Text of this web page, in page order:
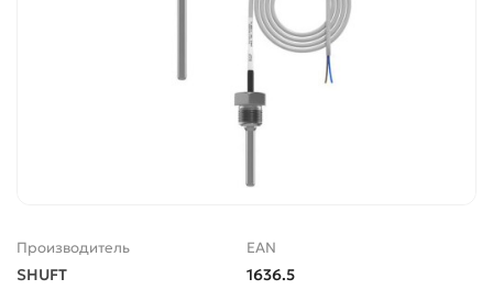
Производитель
SHUFT
EAN
1636.5